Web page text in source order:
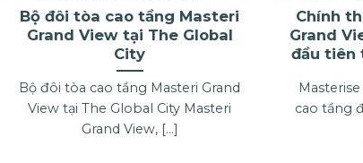
Bộ đôi tòa cao tầng Masteri
Grand View tại The Global
City
Bộ đôi tòa cao tầng Masteri Grand
View tại The Global City Masteri
Grand View, [...]
Chính
Grand
đầu tiên
cao tầng